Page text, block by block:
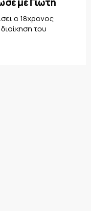
με Γιώτη
ο 18χρονος
του